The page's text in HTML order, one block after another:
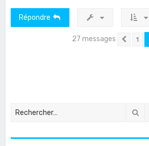
Répondre
27 messages 1